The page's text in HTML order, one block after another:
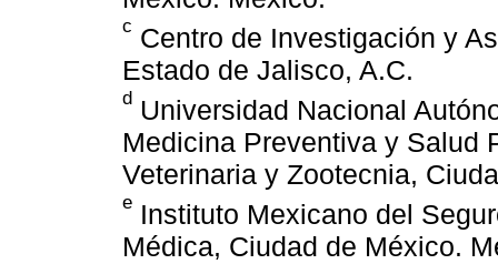
c Centro de Investigación y
Estado de Jalisco, A.C.
d Universidad Nacional
Medicina Preventiva y Salud
Veterinaria y Zootecnia,
e Instituto Mexicano del
Médica, Ciudad de México.